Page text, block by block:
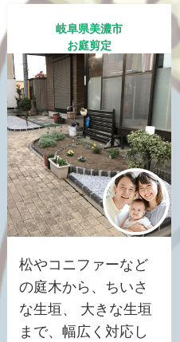
岐阜県美濃市
お庭剪定
松やコニファーなど
の庭木から、ちいさ
な生垣、 大きな生垣
まで、幅広く対応し